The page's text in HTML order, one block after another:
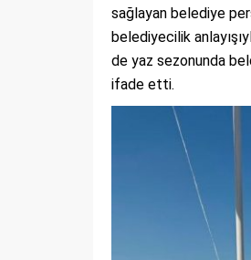
sağlayan belediye
belediyecilik
de yaz sezonunda
ifade etti.